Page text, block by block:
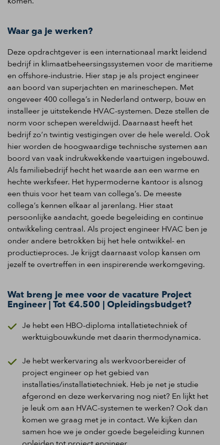
Waar ga je werken?
Deze opdrachtgever is een internationaal markt leidend
bedrijf in klimaatbeheersingssystemenvoor de maritieme
en offshore-industrie. Hier stap je als project engineer
aan boord van superjachten en marineschepen. Met
ongeveer 400 collega’s in Nederland ontwerp, bouw en
installeer je uitstekende HVAC-systemen. Deze stellen de
norm voor schepen wereldwijd. Daarnaast heeft het
bedrijf zo’n twintig vestigingen over de hele wereld. Ook
hier worden de hoogwaardige technische systemen aan
boord van vaak indrukwekkende vaartuigen ingebouwd.
Alsfamiliebedrijf hechthet waarde aan een warme en
hechte werksfeer. Het hypermoderne kantoor is alsnog
een thuis voor het team van collega’s. Demeeste
collega’s kennen elkaar al jarenlang. Hier staat
persoonlijke aandacht, goedebegeleiding en continue
ontwikkeling centraal. Als project engineer HVAC ben je
onder andere betrokken bij hethele ontwikkel- en
productieproces. Je krijgt daarnaast volop kansen om
jezelf te overtreffen in een inspirerende werkomgeving.
Wat breng je mee voor de vacature Project
Engineer | Tot €4.500 | Opleidingsbudget?
Je hebt een HBO-diploma intallatietechniekof
werktuigbouwkunde met daarinthermodynamica.
Je hebt werkervaring als werkvoorbereider of
project engineer op het gebied van
installaties/installatietechniek. Heb je net je studie
afgerond en deze werkervaring nog niet? En lijkt het
je leuk om aan HVAC-systemen te werken? Ook dan
komen we graag met jein contact. We kijken dan
samen hoe we je onder goede begeleiding kunnen